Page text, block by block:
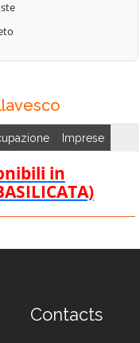
Fratta
del
Imprese
in
Contacts